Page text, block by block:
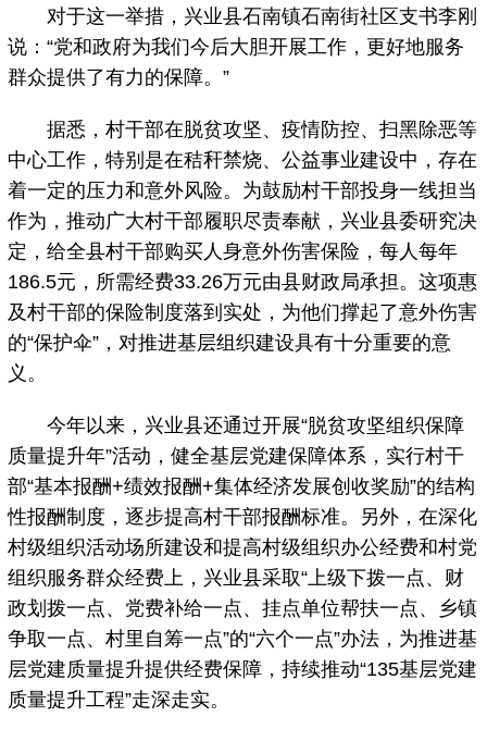
对于这一举措，兴业县石南镇石南街社区支书李刚
说：“党和政府为我们今后大胆开展工作，更好地服务
群众提供了有力的保障。”
据悉，村干部在脱贫攻坚、疫情防控、扫黑除恶等
中心工作，特别是在秸秆禁烧、公益事业建设中，存在
着一定的压力和意外风险。为鼓励村干部投身一线担当
作为，推动广大村干部履职尽责奉献，兴业县委研究决
定，给全县村干部购买人身意外伤害保险，每人每年
186.5元，所需经费33.26万元由县财政局承担。这项惠
及村干部的保险制度落到实处，为他们撑起了意外伤害
的“保护伞”，对推进基层组织建设具有十分重要的意
义。
今年以来，兴业县还通过开展“脱贫攻坚组织保障
质量提升年”活动，健全基层党建保障体系，实行村干
部“基本报酬+绩效报酬+集体经济发展创收奖励”的结构
性报酬制度，逐步提高村干部报酬标准。另外，在深化
村级组织活动场所建设和提高村级组织办公经费和村党
组织服务群众经费上，兴业县采取“上级下拨一点、财
政划拨一点、党费补给一点、挂点单位帮扶一点、乡镇
争取一点、村里自筹一点”的“六个一点”办法，为推进基
层党建质量提升提供经费保障，持续推动“135基层党建
质量提升工程”走深走实。